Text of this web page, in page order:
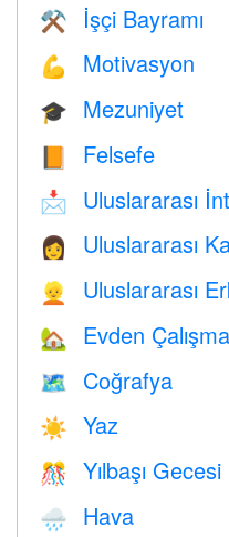
⚒️ İşçi Bayramı
💪 Motivasyon
🎓 Mezuniyet
📙 Felsefe
📩 Uluslararası
👩 Uluslararası
👱 Uluslararası
🏡 Evden
🗺 Coğrafya
☀️ Yaz
🎊 Yılbaşı Gecesi
🌧 Hava